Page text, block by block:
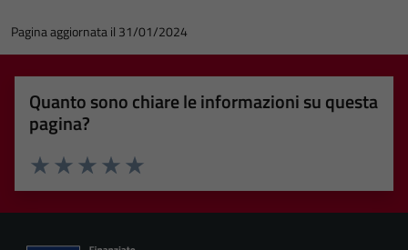
Pagina aggiornata il 31/01/2024
Quanto sono chiare le informazioni su questa
pagina?
Valuta 5 stelle su 5
Valuta 4 stelle su 5
Valuta 3 stelle su 5
Valuta 2 stelle su 5
Valuta 1 stelle su 5